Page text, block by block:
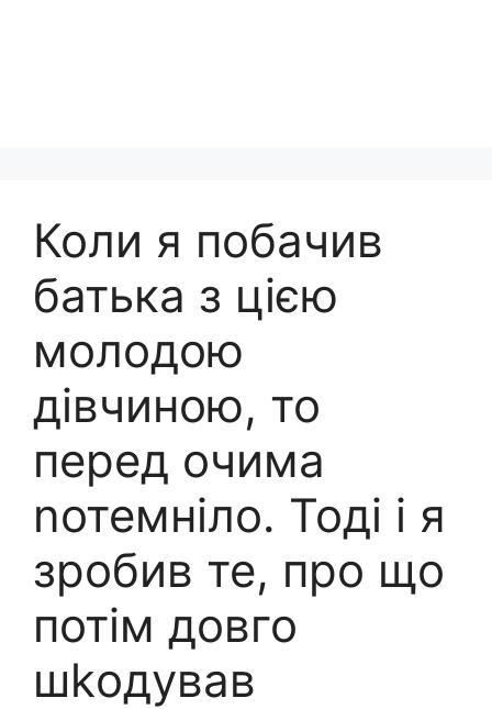
Коли я побачив
батька з цією
молодою
дівчиною, то
перед очима
nотемніло. Тоді і я
зробив те, про що
потім довго
шkодував